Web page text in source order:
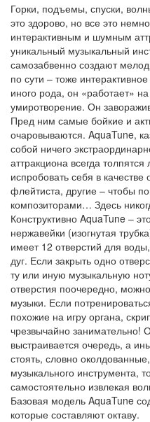
Горки, подъемы, спуски,
это здорово, но все это
интерактивным и шумным
уникальный музыкальный
самозабвенно создают
по сути – тоже
иного рода, он «работает»
умиротворение. Он
Пред ним самые бойкие и
очаровываются. AquaTune,
собой ничего
аттракциона всегда
испробовать себя в качестве
флейтиста, другие – чтобы
композиторами… Здесь
Конструктивно AquaTune –
нержавейки (изогнутая
имеет 12 отверстий для
дуг. Если закрыть одно
ту или иную музыкальную
отверстия поочередно,
музыки. Если
похожие на игру органа,
чрезвычайно занимательно!
выстраивается очередь, а
стоять, словно
музыкального инструмента,
самостоятельно извлекая
Базовая модель AquaTune
которые составляют октаву.